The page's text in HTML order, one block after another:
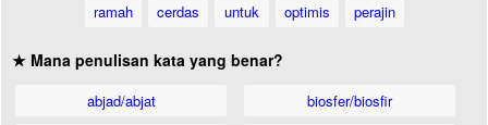
ramah
cerdas untuk optimis perajin
★ Mana penulisan kata yang benar?
abjad/abjat
biosfer/biosfir